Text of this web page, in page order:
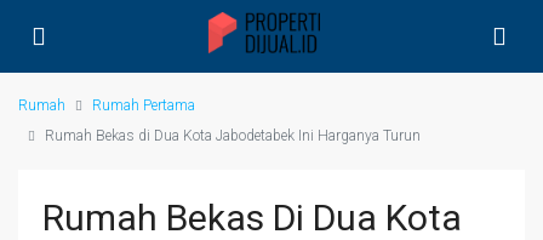
Rumah
Rumah Pertama
Rumah Bekas di Dua Kota Jabodetabek Ini Harganya Turun
Rumah Bekas Di Dua Kota